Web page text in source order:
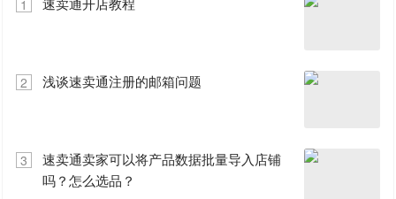
1
2 浅谈速卖通注册的邮箱问题
3
速卖通卖家可以将产品数据批量导入店铺
吗？怎么选品？